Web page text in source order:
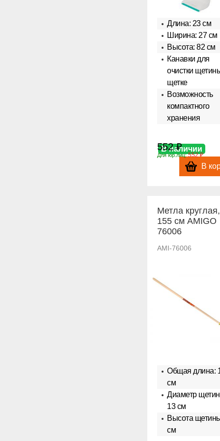
Длина: 23 см
Ширина: 27 см
Высота: 82 см
Канавки для
очистки
щетке
Возможность
компактного
хранения
В наличии
552 ₽
Для юр.лиц:552 ₽
В
Метла круглая,
155 см AMIGO
76006
AMI-76006
Общая длина:
см
Диаметр
13 см
Высота
см